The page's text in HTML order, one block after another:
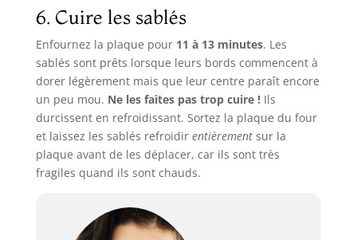
6. Cuire les sablés
Enfournez la plaque pour 11 à 13 minutes. Les
sablés sont prêts lorsque leurs bords commencent à
dorer légèrement mais que leur centre paraît encore
un peu mou. Ne les faites pas trop cuire !Ils
durcissent en refroidissant. Sortez la plaque du four
et laissez les sablés refroidir entièrementsur la
plaque avant de les déplacer, car ils sont très
fragiles quand ils sont chauds.